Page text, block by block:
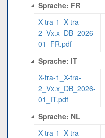
Sprache: FR
X-tra-1_X-tra-
2_Vx.x_DB_2026-
01_FR.pdf
Sprache: IT
X-tra-1_X-tra-
2_Vx.x_DB_2026-
01_IT.pdf
Sprache: NL
X-tra-1_X-tra-